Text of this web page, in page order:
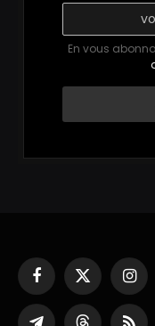
En vous
Facebook
X
(Twitter)